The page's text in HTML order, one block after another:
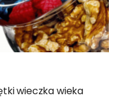
wieczka wieka